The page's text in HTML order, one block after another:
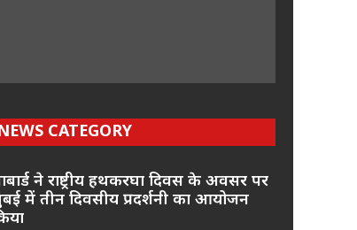
CATEGORY
ने राष्ट्रीय हथकरघा दिवस के अवसर पर
में तीन दिवसीय प्रदर्शनी का आयोजन